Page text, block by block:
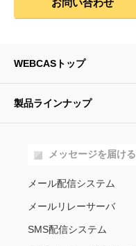
WEBCASトップ
製品ラインナップ
メッセージを届ける
メール配信システム
メールリレーサーバ
SMS配信システム